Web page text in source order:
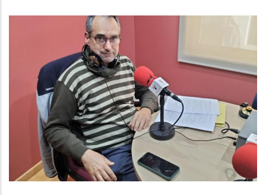
Baix Penedès Al Dia Amb Francesc
Caralt, Responsable Del
Departament D'informàtica Del
Consell Comarcal Del Baix
Penedès
Altres